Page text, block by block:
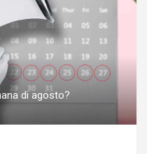
di agosto?